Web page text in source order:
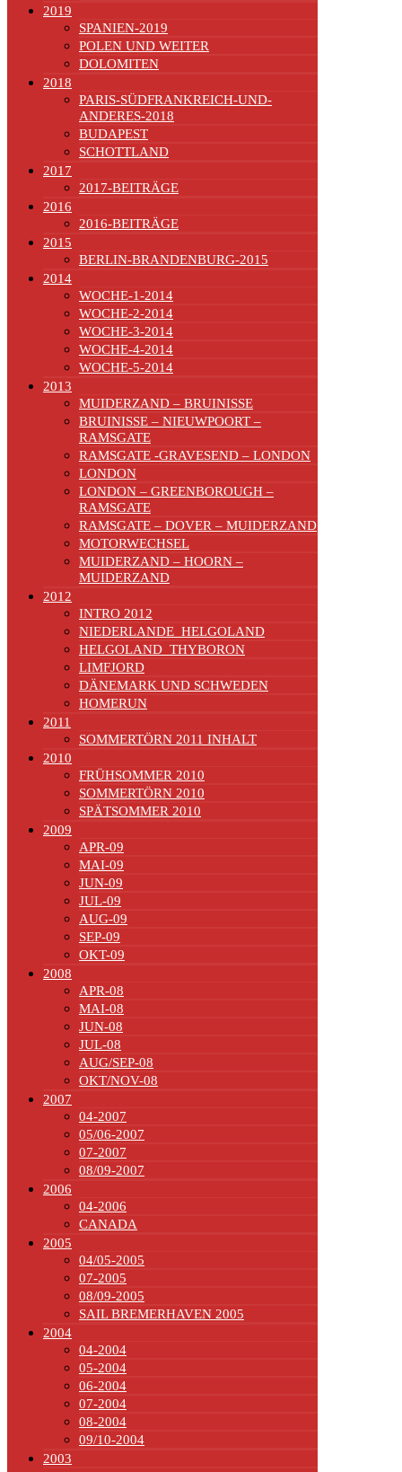
2019
SPANIEN-2019
POLEN UND WEITER
DOLOMITEN
2018
PARIS-SÜDFRANKREICH-UND-
ANDERES-2018
BUDAPEST
SCHOTTLAND
2017
2017-BEITRÄGE
2016
2016-BEITRÄGE
2015
BERLIN-BRANDENBURG-2015
2014
WOCHE-1-2014
WOCHE-2-2014
WOCHE-3-2014
WOCHE-4-2014
WOCHE-5-2014
2013
MUIDERZAND – BRUINISSE
BRUINISSE – NIEUWPOORT –
RAMSGATE
RAMSGATE -GRAVESEND – LONDON
LONDON
LONDON – GREENBOROUGH –
RAMSGATE
RAMSGATE – DOVER – MUIDERZAND
MOTORWECHSEL
MUIDERZAND – HOORN –
MUIDERZAND
2012
INTRO 2012
NIEDERLANDE_HELGOLAND
HELGOLAND_THYBORON
LIMFJORD
DÄNEMARK UND SCHWEDEN
HOMERUN
2011
SOMMERTÖRN 2011 INHALT
2010
FRÜHSOMMER 2010
SOMMERTÖRN 2010
SPÄTSOMMER 2010
2009
APR-09
MAI-09
JUN-09
JUL-09
AUG-09
SEP-09
OKT-09
2008
APR-08
MAI-08
JUN-08
JUL-08
AUG/SEP-08
OKT/NOV-08
2007
04-2007
05/06-2007
07-2007
08/09-2007
2006
04-2006
CANADA
2005
04/05-2005
07-2005
08/09-2005
SAIL BREMERHAVEN 2005
2004
04-2004
05-2004
06-2004
07-2004
08-2004
09/10-2004
2003